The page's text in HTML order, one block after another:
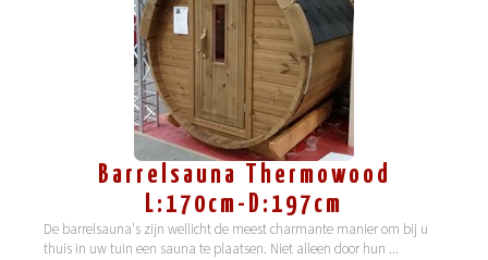
Barrelsauna Thermowood
L:170cm-D:197cm
De barrelsauna's zijn wellicht de meest charmante manier om bij u
thuis in uw tuin een sauna te plaatsen. Niet alleen door hun ...